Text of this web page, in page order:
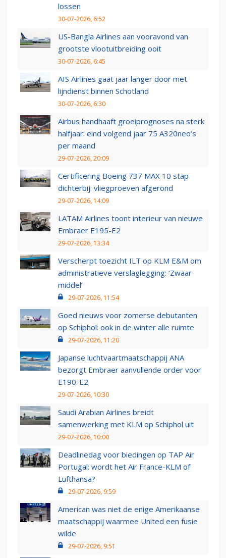
lossen
30-07-2026, 6:52
US-Bangla Airlines aan vooravond van
grootste vlootuitbreiding ooit
30-07-2026, 6:45
AIS Airlines gaat jaar langer door met
lijndienst binnen Schotland
30-07-2026, 6:30
Airbus handhaaft groeiprognoses na sterk
halfjaar: eind volgend jaar 75 A320neo’s
per maand
29-07-2026, 20:09
Certificering Boeing 737 MAX 10 stap
dichterbij: vliegproeven afgerond
29-07-2026, 14:09
LATAM Airlines toont interieur van nieuwe
Embraer E195-E2
29-07-2026, 13:34
Verscherpt toezicht ILT op KLM E&M om
administratieve verslaglegging: ‘Zwaar
middel’
29-07-2026, 11:54
Goed nieuws voor zomerse debutanten
op Schiphol: ook in de winter alle ruimte
29-07-2026, 11:20
Japanse luchtvaartmaatschappij ANA
bezorgt Embraer aanvullende order voor
E190-E2
29-07-2026, 10:30
Saudi Arabian Airlines breidt
samenwerking met KLM op Schiphol uit
29-07-2026, 10:00
Deadlinedag voor biedingen op TAP Air
Portugal: wordt het Air France-KLM of
Lufthansa?
29-07-2026, 9:59
American was niet de enige Amerikaanse
maatschappij waarmee United een fusie
wilde
29-07-2026, 9:51